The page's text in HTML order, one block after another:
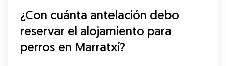
¿Con cuánta antelación debo
reservar el alojamiento para
perros en Marratxí?